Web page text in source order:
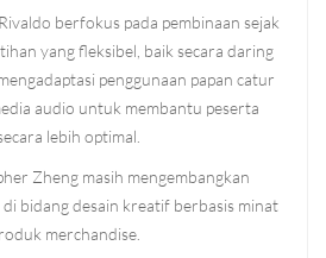
berfokus pada pembinaan sejak
yang fleksibel, baik secara daring
penggunaan papan catur
audio untuk membantu peserta
lebih optimal.
Zheng masih mengembangkan
bidang desain kreatif berbasis minat
merchandise.